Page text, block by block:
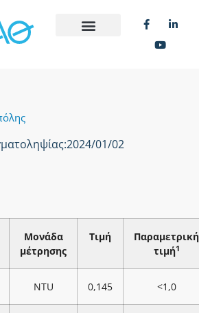
2024/01/02
Μονάδα
μέτρησης
Τιμή
Παραμετρική
τιμή1
NTU 0,145 <1,0